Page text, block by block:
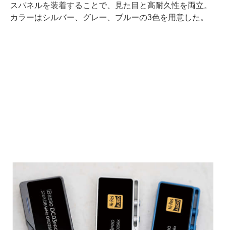
スパネルを装着することで、見た目と高耐久性を両立。
カラーはシルバー、グレー、ブルーの3色を用意した。